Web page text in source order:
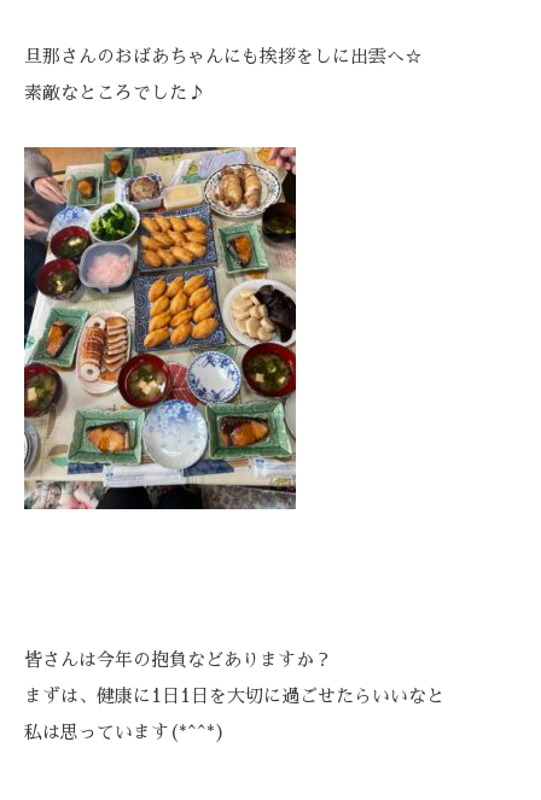
旦那さんのおばあちゃんにも挨拶をしに出雲へ☆
素敵なところでした♪
皆さんは今年の抱負などありますか？
まずは、健康に1日1日を大切に過ごせたらいいなと
私は思っています(*^^*)